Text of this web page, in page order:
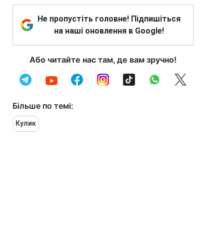
Не пропустіть головне! Підпишіться
на наші оновлення в Google!
Або читайте нас там, де вам зручно!
Більше по темі:
Кулик